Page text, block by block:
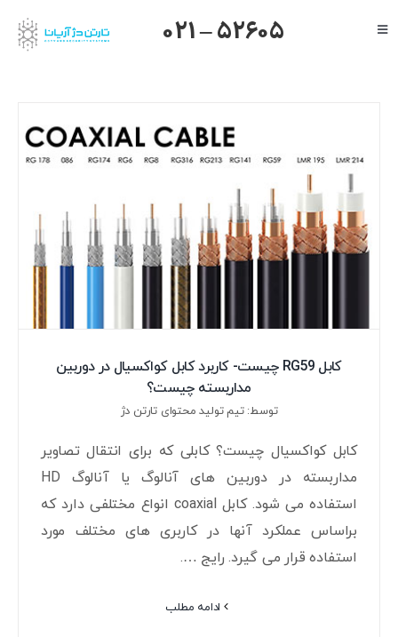
to
Toggle
میکروتیک
هایک ویژن
داهوا
021 – 52605
کابل RG59 چیست- کاربرد کابل کواکسیال در دوربین
مداربسته چیست؟
توسط: تیم تولید محتوای تارتن دژ
کابل کواکسیال چیست؟ کابلی که برای انتقال تصاویر
مداربسته در دوربین های آنالوگ یا آنالوگ HD
استفاده می شود. کابل coaxial انواع مختلفی دارد که
براساس عملکرد آنها در کاربری های مختلف مورد
استفاده قرار می گیرد. رایج ….
ادامه مطلب